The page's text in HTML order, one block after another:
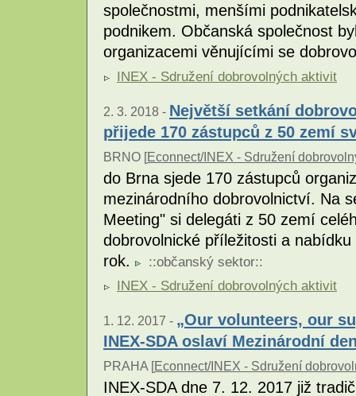
společnostmi, menšími
podnikem. Občanská společnost
organizacemi věnujícími se
INEX - Sdružení dobrovolných aktivit
2. 3. 2018 - Největší setkání
přijede 170 zástupců z 50 zemí
BRNO [Econnect/INEX - Sdružení
do Brna sjede 170 zástupců
mezinárodního dobrovolnictví. Na
Meeting" si delegáti z 50 zemí
dobrovolnické příležitosti a
rok.
::občanský sektor::
INEX - Sdružení dobrovolných aktivit
1. 12. 2017 - „Our volunteers, our
INEX-SDA oslaví Mezinárodní
PRAHA [Econnect/INEX - Sdružení
INEX-SDA dne 7. 12. 2017 již